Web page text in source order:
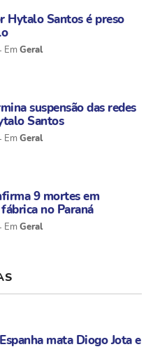
Hytalo Santos é preso
Geral
suspensão das redes
Santos
Geral
9 mortes em
no Paraná
Geral
mata Diogo Jota e